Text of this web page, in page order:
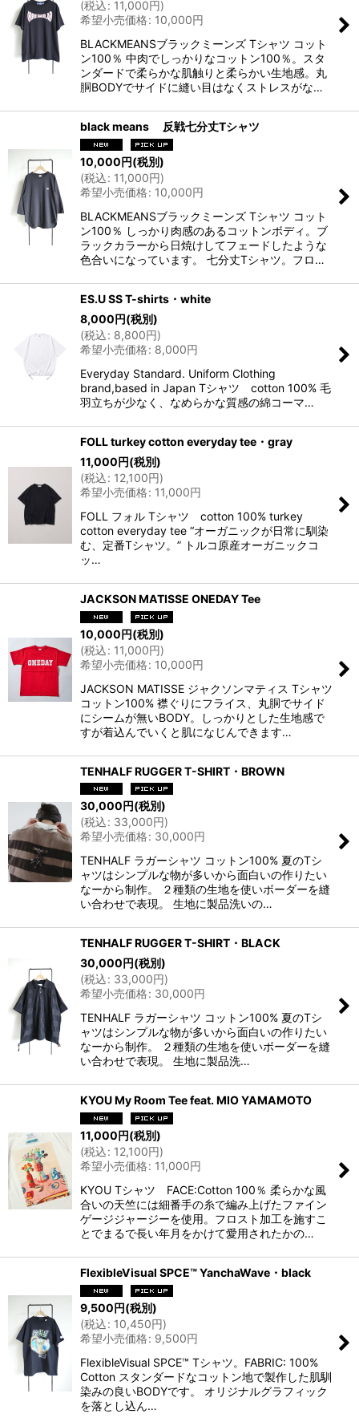
(税込: 11,000円)
希望小売価格: 10,000円
BLACKMEANSブラックミーンズ Tシャツ コット
ン100％ 中肉でしっかりなコットン100％。スタ
ンダードで柔らかな肌触りと柔らかい生地感。丸
胴BODYでサイドに縫い目はなくストレスがな…
black means 反戦七分丈Tシャツ
10,000円(税別)
(税込: 11,000円)
希望小売価格: 10,000円
BLACKMEANSブラックミーンズ Tシャツ コット
ン100％ しっかり肉感のあるコットンボディ。ブ
ラックカラーから日焼けしてフェードしたような
色合いになっています。 七分丈Tシャツ。フロ…
ES.U SS T-shirts・white
8,000円(税別)
(税込: 8,800円)
希望小売価格: 8,000円
Everyday Standard. Uniform Clothing
brand,based in Japan Tシャツ cotton 100% 毛
羽立ちが少なく、なめらかな質感の綿コーマ…
FOLL turkey cotton everyday tee・gray
11,000円(税別)
(税込: 12,100円)
希望小売価格: 11,000円
FOLL フォル Tシャツ cotton 100% turkey
cotton everyday tee “オーガニックが日常に馴染
む、定番Tシャツ。” トルコ原産オーガニックコ
ッ…
JACKSON MATISSE ONEDAY Tee
10,000円(税別)
(税込: 11,000円)
希望小売価格: 10,000円
JACKSON MATISSE ジャクソンマティス Tシャツ
コットン100% 襟ぐりにフライス、丸胴でサイド
にシームが無いBODY。しっかりとした生地感で
すが着込んでいくと肌になじんできます…
TENHALF RUGGER T-SHIRT・BROWN
30,000円(税別)
(税込: 33,000円)
希望小売価格: 30,000円
TENHALF ラガーシャツ コットン100% 夏のTシ
ャツはシンプルな物が多いから面白いの作りたい
なーから制作。 ２種類の生地を使いボーダーを縫
い合わせで表現。 生地に製品洗いの…
TENHALF RUGGER T-SHIRT・BLACK
30,000円(税別)
(税込: 33,000円)
希望小売価格: 30,000円
TENHALF ラガーシャツ コットン100% 夏のTシ
ャツはシンプルな物が多いから面白いの作りたい
なーから制作。 ２種類の生地を使いボーダーを縫
い合わせで表現。 生地に製品洗…
KYOU My Room Tee feat. MIO YAMAMOTO
11,000円(税別)
(税込: 12,100円)
希望小売価格: 11,000円
KYOU Tシャツ FACE:Cotton 100％ 柔らかな風
合いの天竺には細番手の糸で編み上げたファイン
ゲージジャージーを使用。フロスト加工を施すこ
とでまるで長い年月をかけて愛用されたかの…
FlexibleVisual SPCE™ YanchaWave・black
9,500円(税別)
(税込: 10,450円)
希望小売価格: 9,500円
FlexibleVisual SPCE™ Tシャツ。FABRIC: 100%
Cotton スタンダードなコットン地で製作した肌馴
染みの良いBODYです。 オリジナルグラフィック
を落とし込ん…